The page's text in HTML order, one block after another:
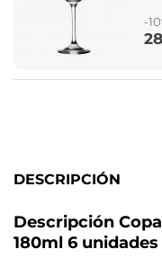
-
DESCRIPCIÓN
Descripción
180ml 6 unidades